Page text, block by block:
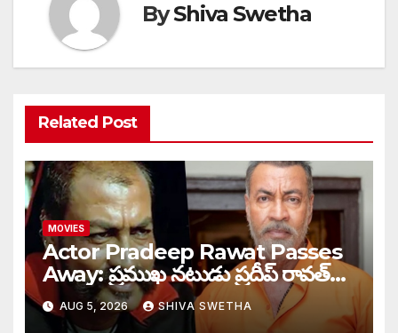
ByShiva Swetha
Related Post
MOVIES
Actor Pradeep Rawat Passes
Away: ప్రముఖ నటుడు ప్రదీప్ రావత్
మృతి…
AUG 5, 2026 SHIVA SWETHA